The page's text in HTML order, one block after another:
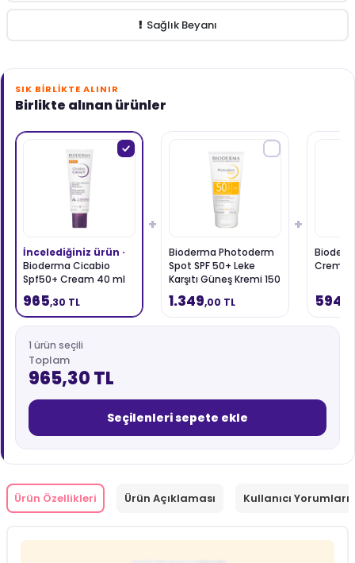
Sağlık Beyanı
SIK BIRLIKTE ALINIR
Birlikte alınan ürünler
İncelediğiniz ürün ·
Bioderma Cicabio
Spf50+ Cream 40 ml
965,30 TL
+
Bioderma Photoderm
Spot SPF 50+ Leke
Karşıtı Güneş Kremi 150
ml
1.349,00 TL
+
Creme
594
1 ürün seçili
Toplam
965,30 TL
Seçilenleri sepete ekle
Ürün Özellikleri Ürün Açıklaması Kullanıcı Yorumları